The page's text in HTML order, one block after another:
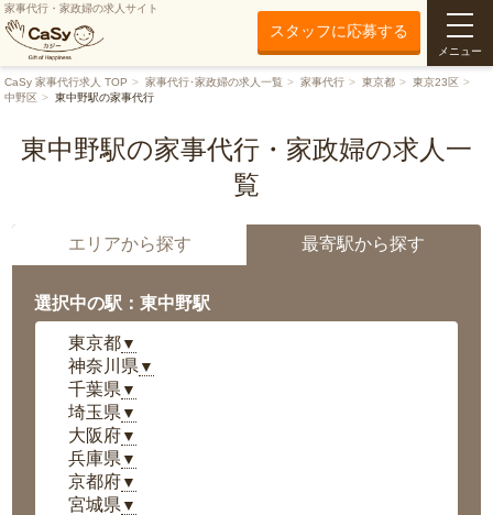
家事代行・家政婦の求人サイト
スタッフに応募する
メニュー
CaSy 家事代行求人 TOP 家事代行･家政婦の求人一覧 家事代行 東京都
東京23区
中野区
東中野駅の家事代行
東中野駅の家事代行・家政婦の求人一
覧
エリアから探す 最寄駅から探す
選択中の駅：東中野駅
東京都▼
神奈川県 ▼
千葉県 ▼
埼玉県 ▼
大阪府▼
兵庫県 ▼
京都府▼
宮城県 ▼